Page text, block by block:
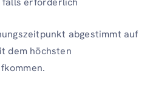
abgestimmt auf
dem höchsten